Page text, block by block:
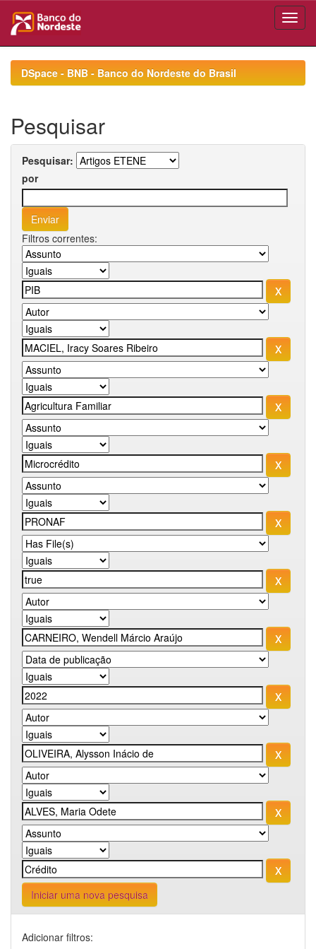
navigationDSpace - BNB - Banco do Nordeste do Brasil
Pesquisar
Pesquisar:
por
Filtros correntes:
Iniciar uma nova pesquisa
Adicionar filtros: